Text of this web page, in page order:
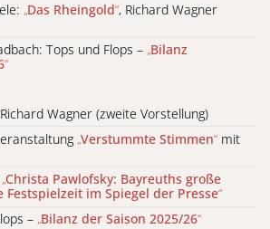
„Das Rheingold“, Richard Wagner
Tops und Flops – „Bilanz
“
Wagner (zweite Vorstellung)
„Verstummte Stimmen“ mit
„Christa Pawlofsky: Bayreuths große
im Spiegel der Presse“
– „Bilanz der Saison 2025/26“